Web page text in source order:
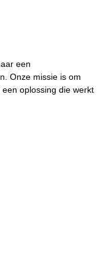
een
Onze missie is om
oplossing die werkt